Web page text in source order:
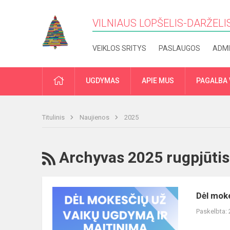
VILNIAUS LOPŠELIS-
VEIKLOS SRITYS PASLAUGOS
PRADŽIAUGDYMAS APIE MUS PAGALBA
Titulinis Naujienos 2025
RSS
Archyvas 2025 rugpjūtis
mokesčių
Dėl
Paskelbta: